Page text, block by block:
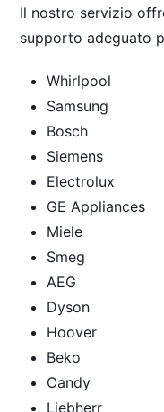
Il nostro servizio
supporto adeguato
Whirlpool
Samsung
Bosch
Siemens
Electrolux
GE Appliances
Miele
Smeg
AEG
Dyson
Hoover
Beko
Candy
Liebherr